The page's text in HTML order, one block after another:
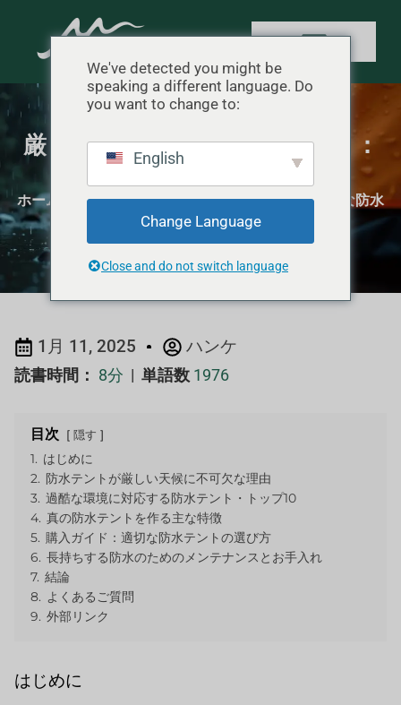
厳しい天候に最適な防水テント：
キャンパー向けトップ10
ホーム キャンプ用品レビュー"厳しい天候に最適な防水
テント：キャンパー向けトップ10
1月 11, 2025 ハンケ
読書時間： 8分 | 単語数 1976
目次 隠す
1. はじめに
2. 防水テントが厳しい天候に不可欠な理由
3. 過酷な環境に対応する防水テント・トップ10
4. 真の防水テントを作る主な特徴
5. 購入ガイド：適切な防水テントの選び方
6. 長持ちする防水のためのメンテナンスとお手入れ
7. 結論
8. よくあるご質問
9. 外部リンク
はじめに
We've detected you might be
speaking a different language. Do
you want to change to:
English
Change Language
Close and do not switch language